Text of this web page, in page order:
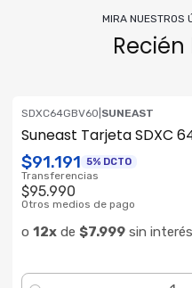
MIRA NUESTROS
SDXC64GBV60 SUNEAST
Suneast Tarjeta SDXC
$91.191 5% DCTO
Transferencias
$95.990
Otros medios de pago
o 12xde $7.999sin